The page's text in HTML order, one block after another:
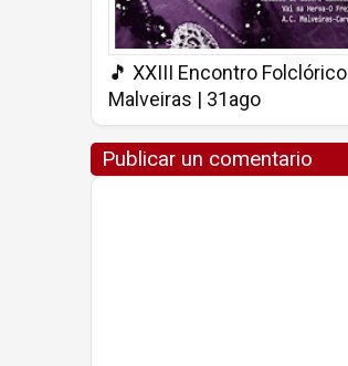
🎵 XXIII Encontro Folclórico
Malveiras | 31ago
Publicar un comentario